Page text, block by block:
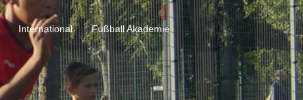
International
Fußball Akademie